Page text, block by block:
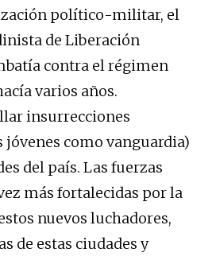
político-militar, el
de Liberación
contra el régimen
varios años.
insurrecciones
jóvenes como vanguardia)
del país. Las fuerzas
más fortalecidas por la
nuevos luchadores,
de estas ciudades y